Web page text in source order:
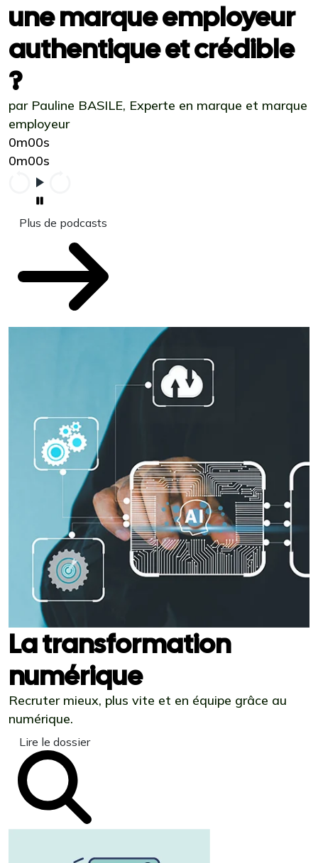
une marque employeur
authentique et crédible
?
par Pauline BASILE, Experte en marque et marque
employeur
0m00s
0m00s
Plus de podcasts
La transformation
numérique
Recruter mieux, plus vite et en équipe grâce au
numérique.
Lire le dossier